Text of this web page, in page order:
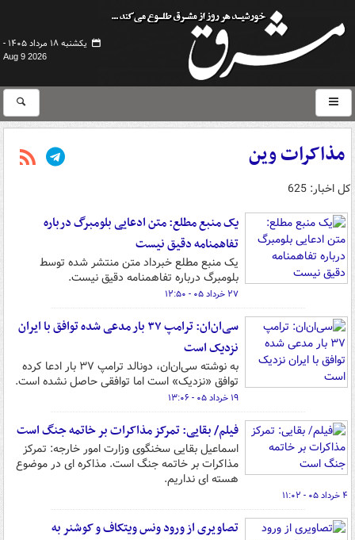
یکشنبه ۱۸ مرداد ۱۴۰۵ -
Aug 9 2026
مذاکرات وین
کل اخبار: 625
یک منبع مطلع: متن ادعایی بلومبرگ درباره
تفاهمنامه دقیق نیست
یک منبع مطلع خبرداد متن منتشر شده توسط
بلومبرگ درباره تفاهمنامه دقیق نیست.
۲۷ خرداد ۰۵ - ۱۲:۵۰
سی‌ان‌ان: ترامپ ۳۷ بار مدعی شده توافق با ایران
نزدیک است
به نوشته سی‌ان‌ان، دونالد ترامپ ۳۷ بار ادعا کرده
توافق «نزدیک» است اما توافقی حاصل نشده است.
۱۹ خرداد ۰۵ - ۱۳:۰۶
فیلم/ بقایی: تمرکز مذاکرات بر خاتمه جنگ است
اسماعیل بقایی سخنگوی وزارت امور خارجه: تمرکز
مذاکرات بر خاتمه جنگ است. مذاکره ای در موضوع
هسته ای نداریم.
۴ خرداد ۰۵ - ۱۱:۰۲
تصاویری از ورود ونس ویتکاف و کوشنر به